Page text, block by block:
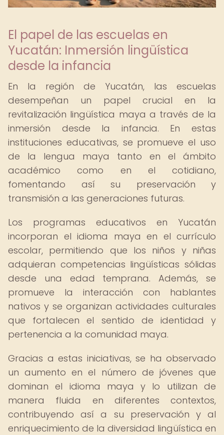
El papel de las escuelas en
Yucatán: Inmersión lingüística
desde la infancia
En la región de Yucatán, las escuelas
desempeñan un papel crucial en la
revitalización lingüística maya a través de la
inmersión desde la infancia. En estas
instituciones educativas, se promueve el uso
de la lengua maya tanto en el ámbito
académico como en el cotidiano,
fomentando así su preservación y
transmisión a las generaciones futuras.
Los programas educativos en Yucatán
incorporan el idioma maya en el currículo
escolar, permitiendo que los niños y niñas
adquieran competencias lingüísticas sólidas
desde una edad temprana. Además, se
promueve la interacción con hablantes
nativos y se organizan actividades culturales
que fortalecen el sentido de identidad y
pertenencia a la comunidad maya.
Gracias a estas iniciativas, se ha observado
un aumento en el número de jóvenes que
dominan el idioma maya y lo utilizan de
manera fluida en diferentes contextos,
contribuyendo así a su preservación y al
enriquecimiento de la diversidad lingüística en